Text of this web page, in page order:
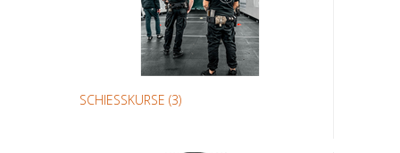
SCHIESSKURSE (3)